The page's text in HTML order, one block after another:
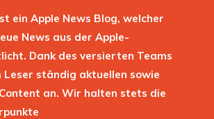
ein Apple News Blog, welcher
News aus der Apple-
Dank des versierten Teams
Leser ständig aktuellen sowie
an. Wir halten stets die